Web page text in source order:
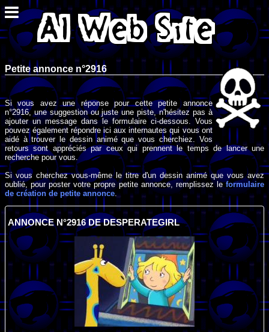
Petite annonce n°2916
Si vous avez une réponse pour cette petite annonce
n°2916, une suggestion ou juste une piste, n'hésitez pas à
ajouter un message dans le formulaire ci-dessous. Vous
pouvez également répondre ici aux internautes qui vous ont
aidé à trouver le dessin animé que vous cherchiez. Vos
retours sont appréciés par ceux qui prennent le temps de lancer une
recherche pour vous.
Si vous cherchez vous-même le titre d'un dessin animé que vous avez
oublié, pour poster votre propre petite annonce, remplissez leformulaire
de création de petite annonce .
ANNONCE N°2916 DE DESPERATEGIRL